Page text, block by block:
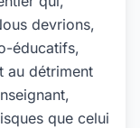
devrions,
éducatifs,
au détriment
que celui